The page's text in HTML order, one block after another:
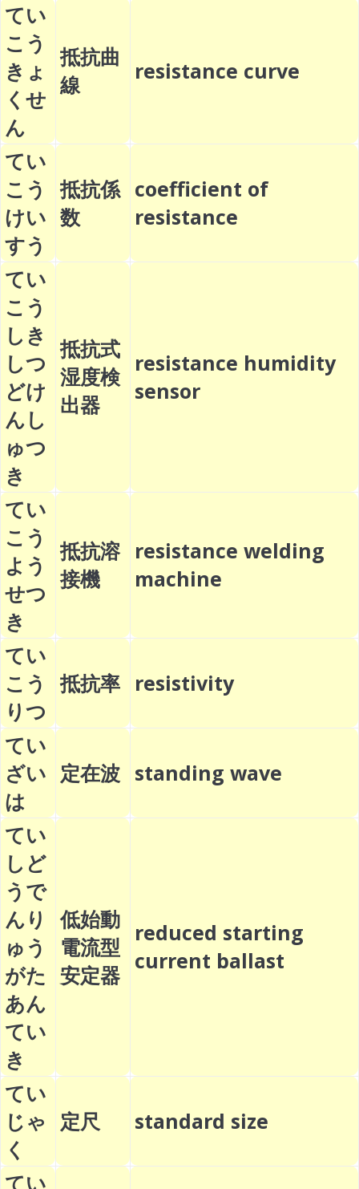
てい
こう
きょ
くせ
ん
抵抗曲
線
resistance curve
てい
こう
けい
すう
抵抗係
数
coefficient of
resistance
てい
こう
しき
しつ
どけ
んし
ゅつ
き
抵抗式
湿度検
出器
resistance humidity
sensor
てい
こう
よう
せつ
き
抵抗溶
接機
resistance welding
machine
てい
こう
りつ
抵抗率 resistivity
てい
ざい
は
定在波 standing wave
てい
しど
うで
んり
ゅう
がた
あん
てい
き
低始動
電流型
安定器
reduced starting
current ballast
てい
じゃ
く
定尺 standard size
てい